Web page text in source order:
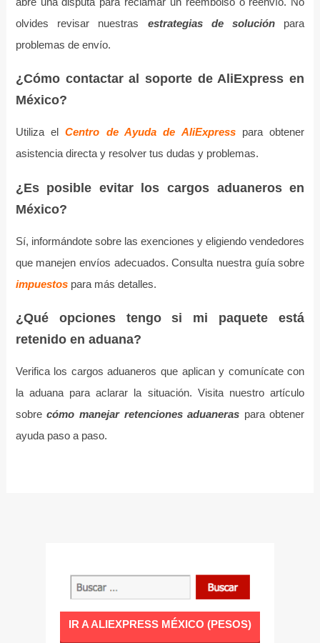
olvides revisar nuestras estrategias de soluciónpara
problemas de envío.
¿Cómo contactar al soporte de AliExpress en
México?
Utiliza elCentro de Ayuda de AliExpresspara obtener
asistencia directa y resolver tus dudas y problemas.
¿Es posible evitar los cargos aduaneros en
México?
Sí, informándote sobre las exenciones y eligiendo vendedores
que manejen envíos adecuados. Consulta nuestra guía sobre
impuestospara más detalles.
¿Qué opciones tengo si mi paquete está
retenido en aduana?
Verifica los cargos aduaneros que aplican y comunícate con
la aduana para aclarar la situación. Visita nuestro artículo
sobrecómo manejar retenciones aduaneras para obtener
ayuda paso a paso.
IR A ALIEXPRESS MÉXICO (PESOS)